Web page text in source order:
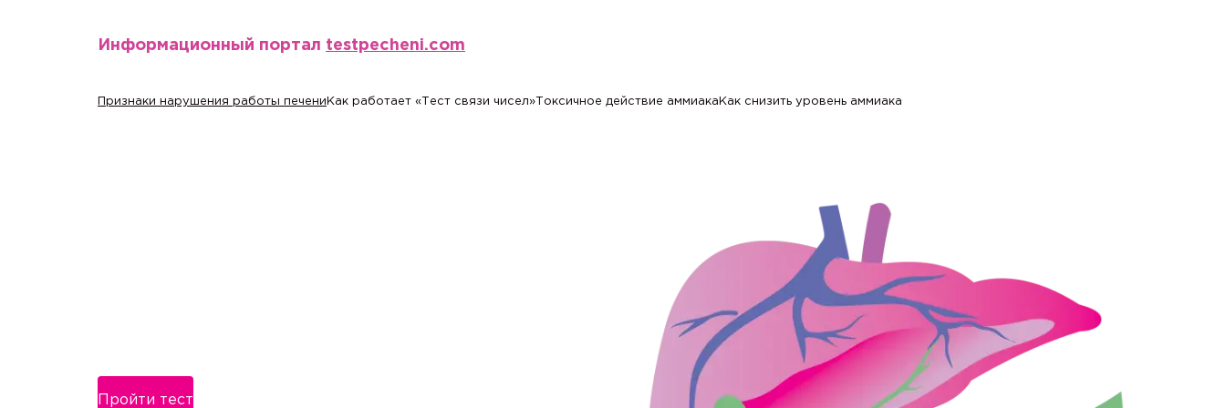
Информационный портал testpecheni.com
Признаки нарушения работы печени Как работает «Тест связи чисел» Токсичное действие аммиака Как снизить уровень аммиака
Пройти тест